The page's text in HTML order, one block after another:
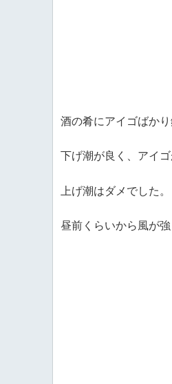
酒の肴にアイゴばか
下げ潮が良く、アイゴ
上げ潮はダメでした。
昼前くらいから風が